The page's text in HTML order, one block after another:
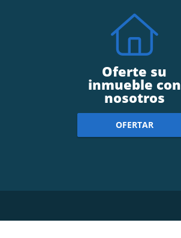
Oferte su
inmueble con
nosotros
OFERTAR